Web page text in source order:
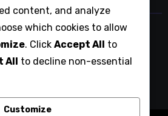
content, and analyze
which cookies to allow
. Click Accept All to
All to decline non-essential
Customize